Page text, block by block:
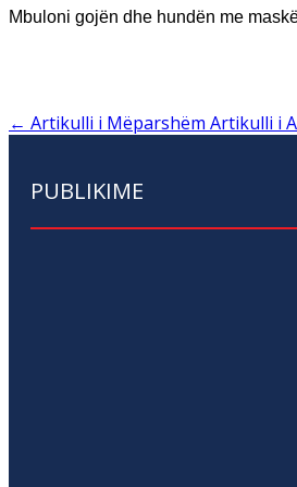
Mbuloni gojën dhe hundën me
← Artikulli i Mëparshëm Artikulli i
PUBLIKIME